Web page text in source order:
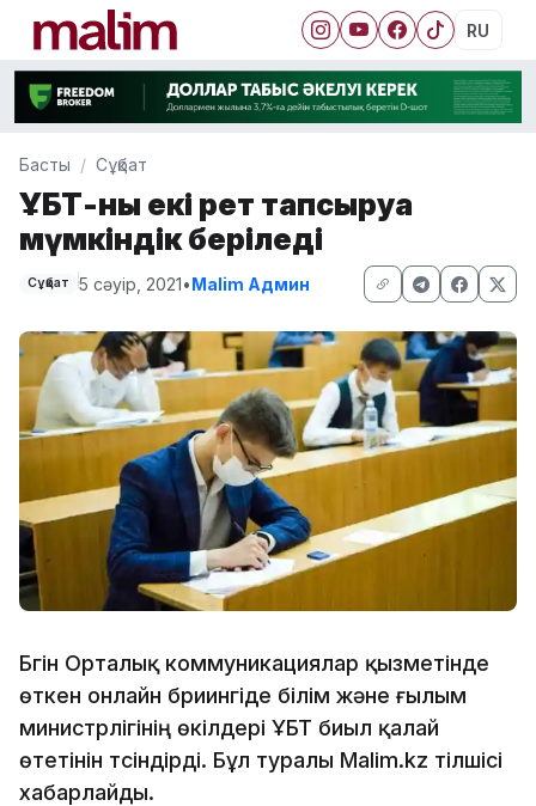
RU
Басты Сұқбат
ҰБТ-ны екі рет тапсыруға
мүмкіндік беріледі
Сұқбат 5 сәуір, 2021•Malim Админ
Бүгін Орталық коммуникациялар қызметінде
өткен онлайн бриингіде білім және ғылым
министрлігінің өкілдері ҰБТ биыл қалай
өтетінін түсіндірді. Бұл туралы Malim.kz тілшісі
хабарлайды.